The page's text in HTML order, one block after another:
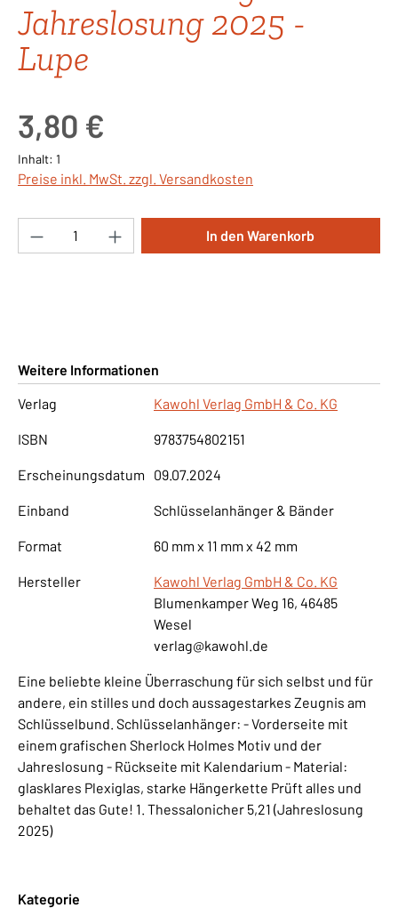
Jahreslosung 2025 -
Lupe
3,80 €
Inhalt: 1
Preise inkl. MwSt. zzgl. Versandkosten
Produkt Anzahl: Gib den gewünschten
In den Warenkorb
Weitere Informationen
Verlag
Kawohl Verlag GmbH & Co. KG
ISBN 9783754802151
Erscheinungsdatum 09.07.2024
Einband Schlüsselanhänger & Bänder
Format 60 mm x 11 mm x 42 mm
Hersteller
Kawohl Verlag GmbH & Co. KG
Blumenkamper Weg 16, 46485
Wesel
verlag@kawohl.de
Eine beliebte kleine Überraschung für sich selbst und für
andere, ein stilles und doch aussagestarkes Zeugnis am
Schlüsselbund. Schlüsselanhänger: - Vorderseite mit
einem grafischen Sherlock Holmes Motiv und der
Jahreslosung - Rückseite mit Kalendarium - Material:
glasklares Plexiglas, starke Hängerkette Prüft alles und
behaltet das Gute! 1. Thessalonicher 5,21 (Jahreslosung
2025)
Kategorie